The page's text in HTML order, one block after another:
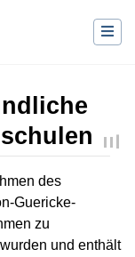
des
Guericke-
zu
und enthält